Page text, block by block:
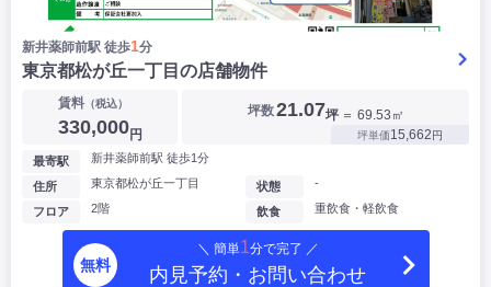
新井薬師前駅 徒歩1分
東京都松が丘一丁目の店舗物件
賃料（税込）
330,000円
坪数21.07坪 ＝ 69.53㎡
坪単価15,662円
最寄駅 新井薬師前駅 徒歩1分
住所 東京都松が丘一丁目
フロア 2階
状態 -
飲食 重飲食・軽飲食
無料
＼ 簡単1分で完了 ／
内見予約・お問い合わせ